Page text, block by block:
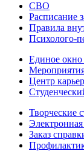
СВО
Расписание
Правила
Психолого-
Единое окно
Центр
Творческие
Заказ